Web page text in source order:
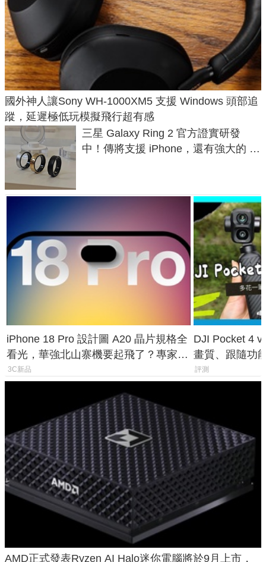
國外神人讓Sony WH-1000XM5 支援 Windows 頭部追
蹤，延遲極低玩模擬飛行超有感
三星 Galaxy Ring 2 官方證實研發
中！傳將支援 iPhone，還有強大的 AI
iPhone 18 Pro 設計圖 A20 晶片規格全
看光，華強北山寨機要起飛了？專家曝
山寨機無法復刻兩大關鍵
3C新品
DJI Pocket 4
畫質、跟隨功
一次看懂兩台
評測
AMD正式發表Ryzen AI Halo迷你電腦將於9月上市，